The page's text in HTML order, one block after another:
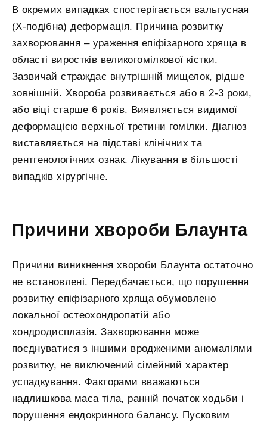
В окремих випадках спостерігається вальгусная
(Х-подібна) деформація. Причина розвитку
захворювання – ураження епіфізарного хряща в
області виростків великогомілкової кістки.
Зазвичай страждає внутрішній мищелок, рідше
зовнішній. Хвороба розвивається або в 2-3 роки,
або віці старше 6 років. Виявляється видимої
деформацією верхньої третини гомілки. Діагноз
виставляється на підставі клінічних та
рентгенологічних ознак. Лікування в більшості
випадків хірургічне.
Причини хвороби Блаунта
Причини виникнення хвороби Блаунта остаточно
не встановлені. Передбачається, що порушення
розвитку епіфізарного хряща обумовлено
локальної остеохондропатій або
хондродисплазія. Захворювання може
поєднуватися з іншими вродженими аномаліями
розвитку, не виключений сімейний характер
успадкування. Факторами вважаються
надлишкова маса тіла, ранній початок ходьби і
порушення ендокринного балансу. Пусковим